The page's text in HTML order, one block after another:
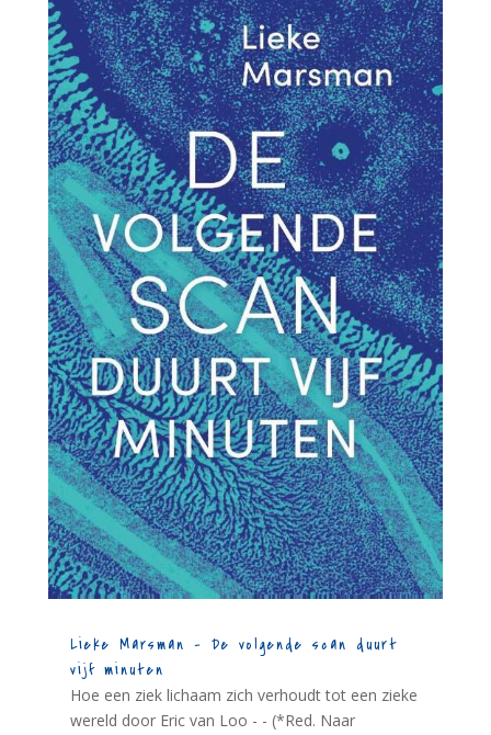
Lieke Marsman – De volgende scan duurt
vijf minuten
Hoe een ziek lichaam zich verhoudt tot een zieke
wereld door Eric van Loo - - (*Red. Naar